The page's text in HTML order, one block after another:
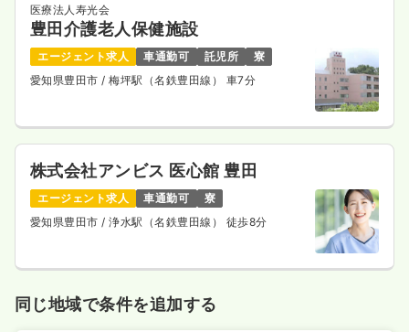
医療法人寿光会
豊田介護老人保健施設
エージェント求人 車通勤可 託児所
寮
愛知県豊田市/ 梅坪駅（名鉄豊田線） 車7分
株式会社アンビス 医心館 豊田
エージェント求人 車通勤可
寮
愛知県豊田市/ 浄水駅（名鉄豊田線） 徒歩8分
同じ地域で条件を追加する